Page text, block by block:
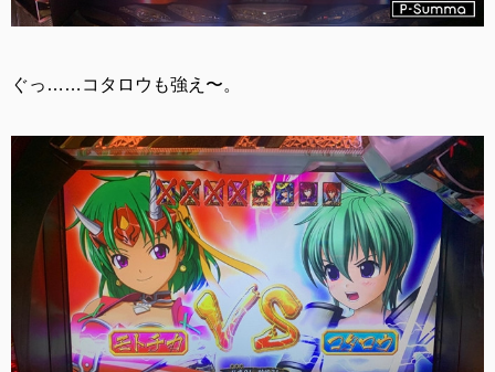
ぐっ……コタロウも強え〜。